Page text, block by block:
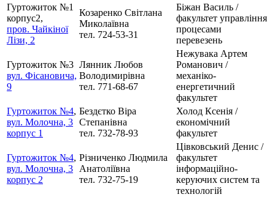
Гуртожиток №1
корпус2,
пров. Чайкіної
Лізи, 2
Козаренко Світлана
Миколаївна
тел. 724-53-31
Біжан Василь /
факультет управління
процесами
перевезень
Гуртожиток №3
вул. Фісановича,
9
Лянник Любов
Володимирівна
тел. 771-68-67
Нежувака Артем
Романович /
механіко-
енергетичний
факультет
Гуртожиток №4,
вул. Молочна, 3
корпус 1
Бездєтко Віра
Степанівна
тел. 732-78-93
Холод Ксенія /
економічний
факультет
Гуртожиток №4,
вул. Молочна, 3
корпус 2
Різниченко Людмила
Анатоліївна
тел. 732-75-19
Цівковський Денис /
факультет
інформаційно-
керуючих систем та
технологій